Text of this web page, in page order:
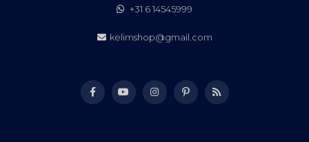
+31 6 14545999
kelimshop@gmail.com